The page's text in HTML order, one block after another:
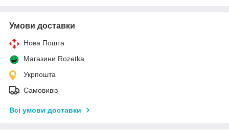
Умови доставки
Нова Пошта
Магазини Rozetka
Укрпошта
Самовивіз
Всі умови доставки